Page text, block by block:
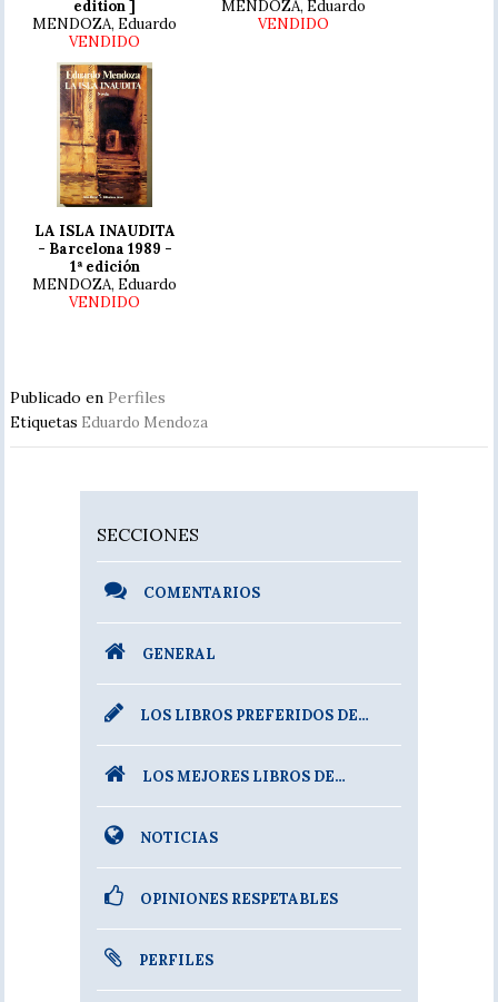
edition ]
MENDOZA, Eduardo
VENDIDO
MENDOZA, Eduardo
VENDIDO
LA ISLA INAUDITA
- Barcelona 1989 -
1ª edición
MENDOZA, Eduardo
VENDIDO
Publicado en Perfiles
Etiquetas Eduardo Mendoza
SECCIONES
COMENTARIOS
GENERAL
LOS LIBROS PREFERIDOS DE…
LOS MEJORES LIBROS DE…
NOTICIAS
OPINIONES RESPETABLES
PERFILES